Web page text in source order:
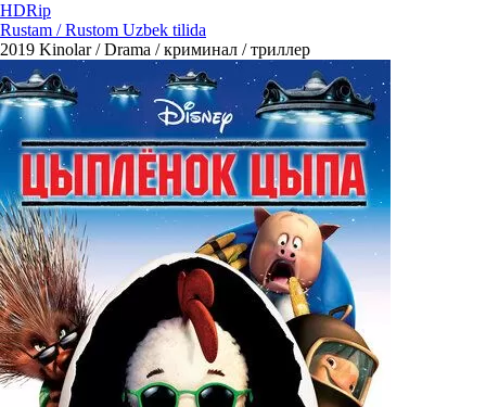
HDRip
Rustam / Rustom Uzbek tilida
2019 Kinolar / Drama / криминал / триллер